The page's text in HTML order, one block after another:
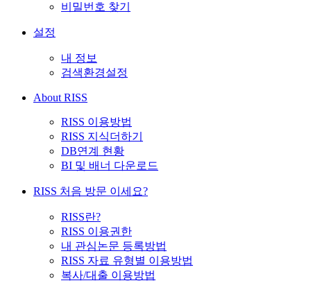
비밀번호 찾기
설정
내 정보
검색환경설정
About RISS
RISS 이용방법
RISS 지식더하기
DB연계 현황
BI 및 배너 다운로드
RISS 처음 방문 이세요?
RISS란?
RISS 이용권한
내 관심논문 등록방법
RISS 자료 유형별 이용방법
복사/대출 이용방법